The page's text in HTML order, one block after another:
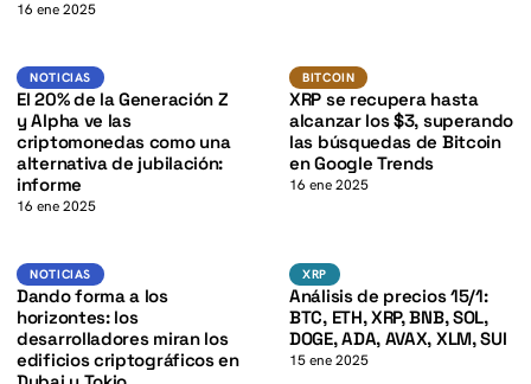
16 ene 2025
Noticias
NOTICIAS
El 20% de la Generación Z
y Alpha ve las
criptomonedas como una
alternativa de jubilación:
informe
16 ene 2025
BITCOIN
BITCOIN
XRP se recupera hasta
alcanzar los $3, superando
las búsquedas de Bitcoin
en Google Trends
16 ene 2025
Noticias
K
NOTICIAS
Dando forma a los
horizontes: los
desarrolladores miran los
edificios criptográficos en
XRPXRP
Análisis de precios 15/1:
BTC, ETH, XRP, BNB, SOL,
DOGE, ADA, AVAX, XLM, SUI
15 ene 2025